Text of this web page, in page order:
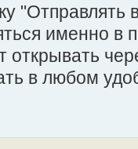
"Отправлять
именно
открывать
в любом